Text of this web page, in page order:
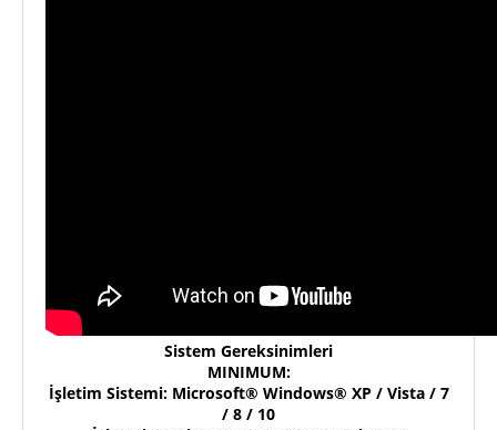
Sistem Gereksinimleri
MINIMUM:
İşletim Sistemi: Microsoft® Windows® XP / Vista / 7
/ 8 / 10